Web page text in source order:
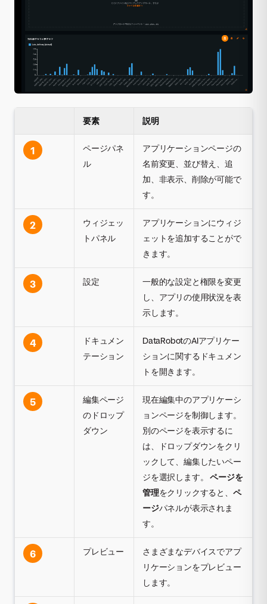
要素 説明
1
ページパネ
ル
アプリケーションページの
名前変更、並び替え、追
加、非表示、削除が可能で
す。
2
ウィジェッ
トパネル
アプリケーションにウィジ
ェットを追加することがで
きます。
3 設定
一般的な設定と権限を変更
し、アプリの使用状況を表
示します。
4
ドキュメン
テーション
DataRobotのAIアプリケー
ションに関するドキュメン
トを開きます。
5
編集ページ
のドロップ
ダウン
現在編集中のアプリケーシ
ョンページを制御します。
別のページを表示するに
は、ドロップダウンをクリ
ックして、編集したいペー
ジを選択します。ページを
管理をクリックすると、 ペ
ージパネルが表示されま
す。
6 プレビュー
さまざまなデバイスでアプ
リケーションをプレビュー
します。